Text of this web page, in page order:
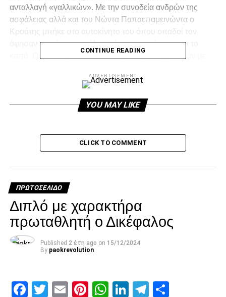
ανταλλαγή «γαλλικών». Με την συνοδεία ανδρών της
ασφάλειας αλλά και του Νώντα Παπαεπαμεινώντα ο
Κροάτης μπήκε στο αυτοκίνητο του όπου οπαδοί τον
άφησαν να φύγει και μάλιστα ένας του χτύπησε και το
καπό. Οι βρισιές και οι αποδοκιμασίες συνεχίστηκαν με
περνώντας μάλιστα και έναν κόκκινο σηματοδότη.
Facebook
Twitter
EmailPinterest
WhatsApp
LinkedIn
Telegram
RELATED TOPICS:
UP NEXT
Ξανάνοιξε το skype!
DON'T MISS
«Στα πλέι οφ θα είμαστε δυνατή ομάδα»
paokrevolution
CONTINUE READING
ADVERTISEMENT
YOU MAY LIKE
CLICK TO COMMENT
ΠΡΩΤΟΣΈΛΙΔΟ
Διπλό με χαρακτήρα
πρωταθλητή ο Δικέφαλος
Published 2 έτη ago on 15/12/2024
By paokrevolution
Facebook
Twitter
EmailPinterest
WhatsApp
LinkedIn
Telegram